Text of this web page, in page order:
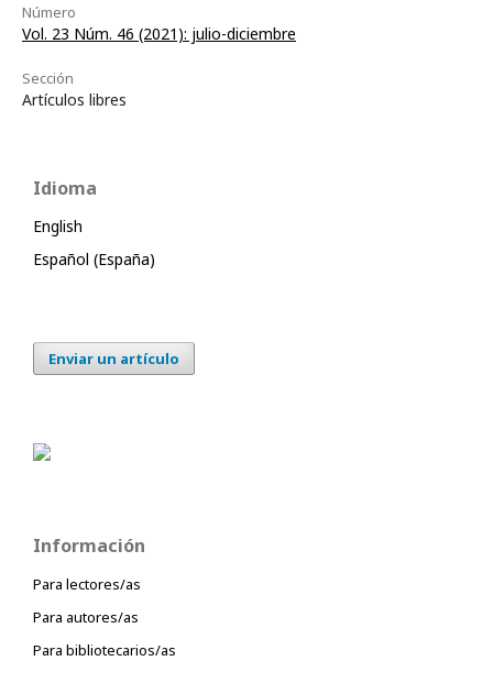
Número
Vol. 23 Núm. 46 (2021): julio-diciembre
Sección
Artículos libres
Idioma
English
Español (España)
Enviar un artículo
Información
Para lectores/as
Para autores/as
Para bibliotecarios/as